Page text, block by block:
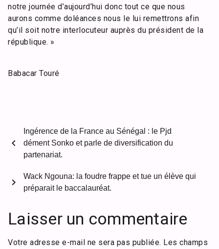
notre journée d’aujourd’hui donc tout ce que nous
aurons comme doléances nous le lui remettrons afin
qu’il soit notre interlocuteur auprès du président de la
république. »
Babacar Touré
chevron_left
Ingérence de la France au Sénégal : le Pjd
dément Sonko et parle de diversification du
partenariat.
Wack Ngouna: la foudre frappe et tue un élève qui
préparait le baccalauréat.
chevron_right
Laisser un commentaire
Votre adresse e-mail ne sera pas publiée. Les champs